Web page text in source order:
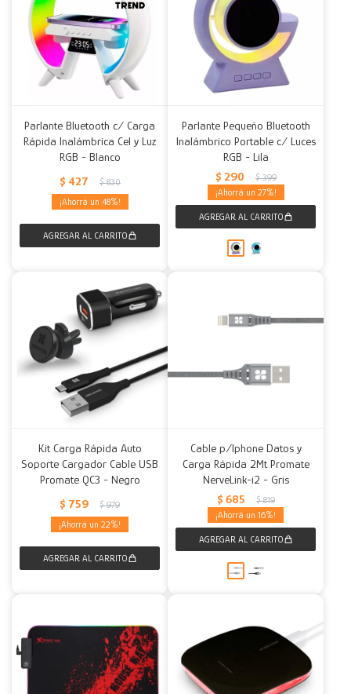
Parlante Bluetooth c/ Carga
Rápida Inalámbrica Cel y Luz
RGB - Blanco
$ 427 $ 830
48
Parlante Pequeño Bluetooth
Inalámbrico Portable c/ Luces
RGB - Lila
$ 290 $ 399
27
Kit Carga Rápida Auto
Soporte Cargador Cable USB
Promate QC3 - Negro
$ 759 $ 979
22
Cable p/Iphone Datos y
Carga Rápida 2Mt Promate
NerveLink-i2 - Gris
$ 685 $ 819
16